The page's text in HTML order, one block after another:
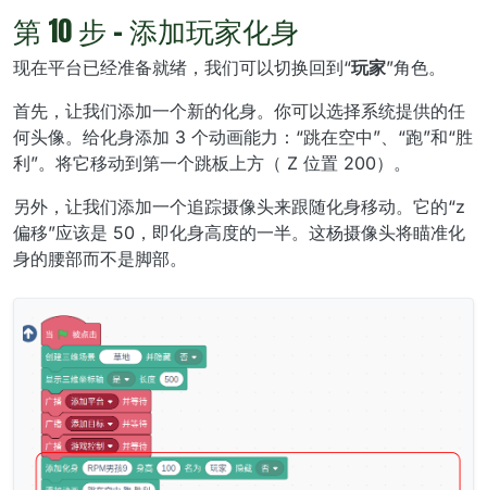
第 10 步 - 添加玩家化身
现在平台已经准备就绪，我们可以切换回到“玩家”角色。
首先，让我们添加一个新的化身。你可以选择系统提供的任
何头像。给化身添加 3 个动画能力：“跳在空中”、“跑”和“胜
利”。将它移动到第一个跳板上方（ Z 位置 200）。
另外，让我们添加一个追踪摄像头来跟随化身移动。它的“z
偏移”应该是 50，即化身高度的一半。这杨摄像头将瞄准化
身的腰部而不是脚部。